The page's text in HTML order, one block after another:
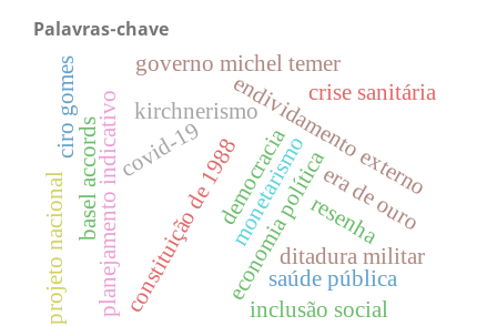
Palavras-chave
constituição de 1988economia política
planejamento indicativo endividamento externo
covid-19
saúde pública
monetarismoera de ouro
crise sanitária
basel accords
governo michel temer
ditadura militar
democracia
ciro gomes
projeto nacional
kirchnerismo
resenha
inclusão social